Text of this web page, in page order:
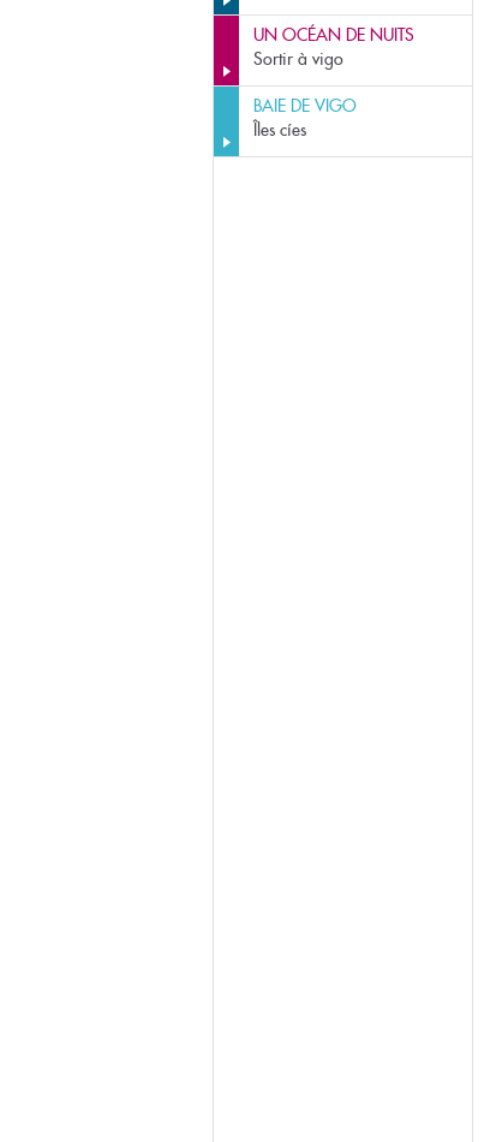
UN OCÉAN DE NUITS
Sortir à vigo
BAIE DE VIGO
Îles cíes